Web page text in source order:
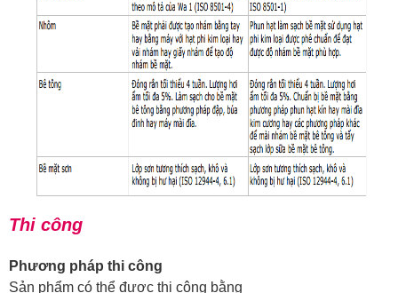
Thi công
Phương pháp thi công
Sản phẩm có thể được thi công bằng